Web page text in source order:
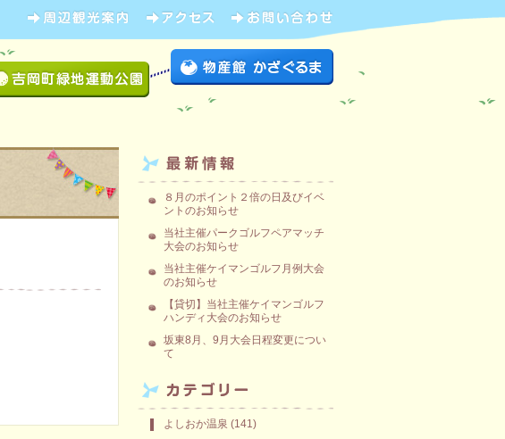
８月のポイント２倍の日及びイベ
ントのお知らせ
当社主催パークゴルフペアマッチ
大会のお知らせ
当社主催ケイマンゴルフ月例大会
のお知らせ
【貸切】当社主催ケイマンゴルフ
ハンディ大会のお知らせ
坂東8月、9月大会日程変更につい
て
よしおか温泉 (141)